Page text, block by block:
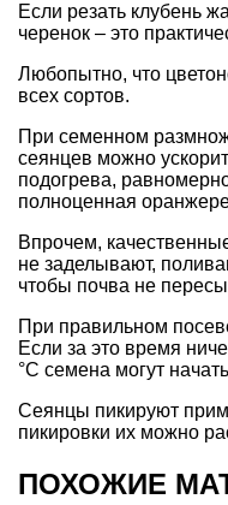
Если резать клубень
черенок – это
Любопытно, что
всех сортов.
При семенном
сеянцев можно
подогрева,
полноценная
Впрочем,
не заделывают,
чтобы почва не
При правильном
Если за это время
°С семена могут
Сеянцы пикируют
пикировки их можно
ПОХОЖИЕ